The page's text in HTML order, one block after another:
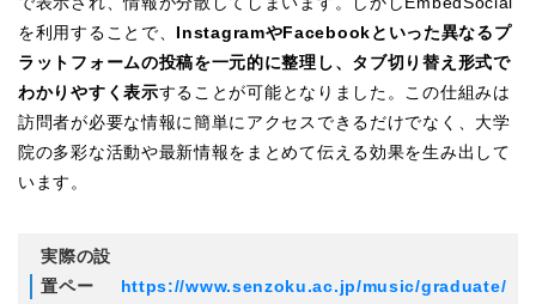
を利用することで、 InstagramやFacebookといった異なるプ
ラットフォームの投稿を一元的に整理し、タブ切り替え形式で
わかりやすく表示することが可能となりました。この仕組みは
訪問者が必要な情報に簡単にアクセスできるだけでなく、大学
院の多彩な活動や最新情報をまとめて伝える効果を生み出して
います。
実際の設
置ペー
https://www.senzoku.ac.jp/music/graduate/